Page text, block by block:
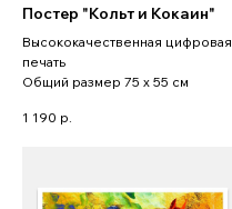
Постер "Кольт и Кокаин"
Высококачественная цифровая
печать
Общий размер 75 x 55 см
1 190 р.